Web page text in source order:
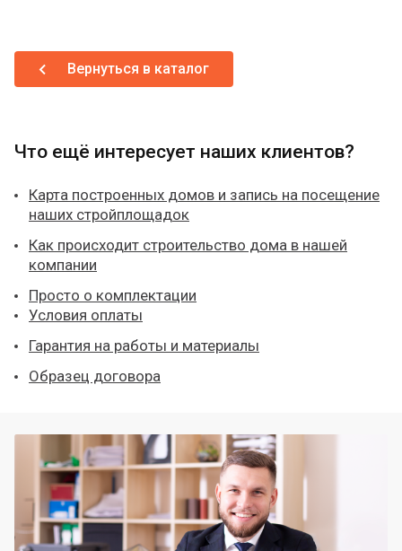
Вернуться в каталог
Что ещё интересует наших клиентов?
Карта построенных домов и запись на посещение
наших стройплощадок
Как происходит строительство дома в нашей
компании
Просто о комплектации
Условия оплаты
Гарантия на работы и материалы
Образец договора